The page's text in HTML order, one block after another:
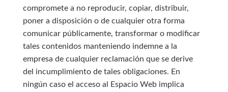
compromete a no reproducir, copiar, distribuir,
poner a disposición o de cualquier otra forma
comunicar públicamente, transformar o modificar
tales contenidos manteniendo indemne a la
empresa de cualquier reclamación que se derive
del incumplimiento de tales obligaciones. En
ningún caso el acceso al Espacio Web implica